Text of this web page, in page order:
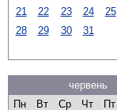
21
22 23 24 25
28
29 30 31
червень
Пн
Вт Ср Чт Пт